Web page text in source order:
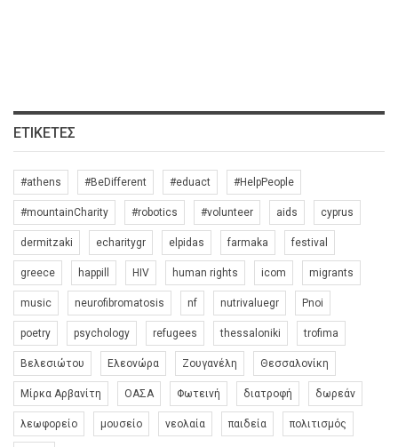
ΕΤΙΚΈΤΕΣ
#athens #BeDifferent #eduact #HelpPeople
#mountainCharity #robotics #volunteer aids cyprus
dermitzaki echaritygr elpidas farmaka festival
greece happill HIV human rights icom migrants
music neurofibromatosis nf nutrivaluegr Pnoi
poetry psychology refugees thessaloniki trofima
Βελεσιώτου Ελεονώρα Ζουγανέλη Θεσσαλονίκη
Μίρκα Αρβανίτη ΟΑΣΑ Φωτεινή διατροφή δωρεάν
λεωφορείο μουσείο νεολαία παιδεία πολιτισμός